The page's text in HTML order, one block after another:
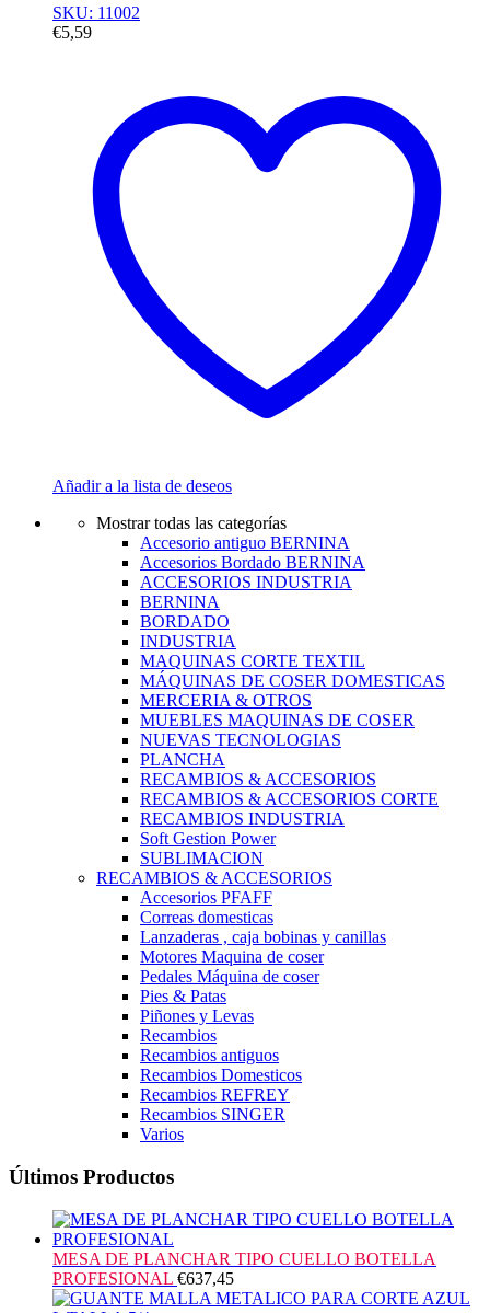
SKU: 11002
€5,59
Añadir a la lista de deseos
Mostrar todas las categorías
Accesorio antiguo BERNINA
Accesorios Bordado BERNINA
ACCESORIOS INDUSTRIA
BERNINA
BORDADO
INDUSTRIA
MAQUINAS CORTE TEXTIL
MÁQUINAS DE COSER DOMESTICAS
MERCERIA & OTROS
MUEBLES MAQUINAS DE COSER
NUEVAS TECNOLOGIAS
PLANCHA
RECAMBIOS & ACCESORIOS
RECAMBIOS & ACCESORIOS CORTE
RECAMBIOS INDUSTRIA
Soft Gestion Power
SUBLIMACION
RECAMBIOS & ACCESORIOS
Accesorios PFAFF
Correas domesticas
Lanzaderas , caja bobinas y canillas
Motores Maquina de coser
Pedales Máquina de coser
Pies & Patas
Piñones y Levas
Recambios
Recambios antiguos
Recambios Domesticos
Recambios REFREY
Recambios SINGER
Varios
Últimos Productos
MESA DE PLANCHAR TIPO CUELLO BOTELLA
PROFESIONAL €637,45